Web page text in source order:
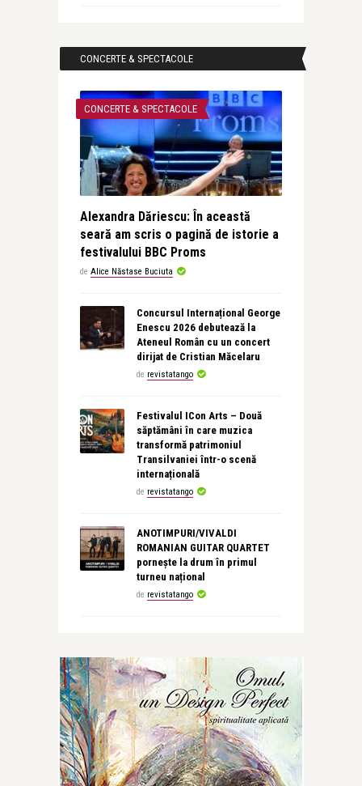
CONCERTE & SPECTACOLE
CONCERTE & SPECTACOLE
Alexandra Dăriescu: În această
seară am scris o pagină de istorie a
festivalului BBC Proms
de Alice Năstase Buciuta
Concursul Internațional George
Enescu 2026 debutează la
Ateneul Român cu un concert
dirijat de Cristian Măcelaru
de revistatango
Festivalul ICon Arts – Două
săptămâni în care muzica
transformă patrimoniul
Transilvaniei într-o scenă
internațională
de revistatango
ANOTIMPURI/VIVALDI
ROMANIAN GUITAR QUARTET
pornește la drum în primul
turneu național
de revistatango